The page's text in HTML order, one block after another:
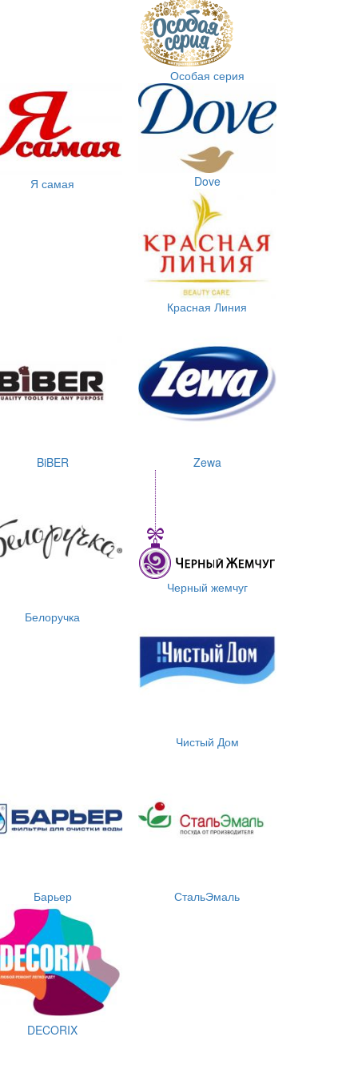
Особая серия
Я самая Dove
Красная Линия
BiBER Zewa
Белоручка
Черный жемчуг
Чистый Дом
Барьер СтальЭмаль
DECORIX